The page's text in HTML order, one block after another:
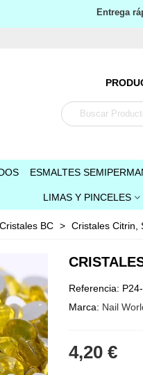
Entrega
ESMALTES
LIMAS Y PINCELES
Cristales BC > Cristales Citrin,
Referencia:
Marca: Nail
4,20 €